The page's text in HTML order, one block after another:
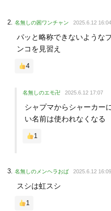
名無しの困ワンチャン 2025.6.12 16:04
パッと略称できないような
ンコを見習え
4
名無しのエモ卍 2025.6.12 17:07
シャプマからシャーカー
い名前は使われなくなる
1
名無しのメンヘラおば 2025.6.12 16:09
スシは虹スシ
1